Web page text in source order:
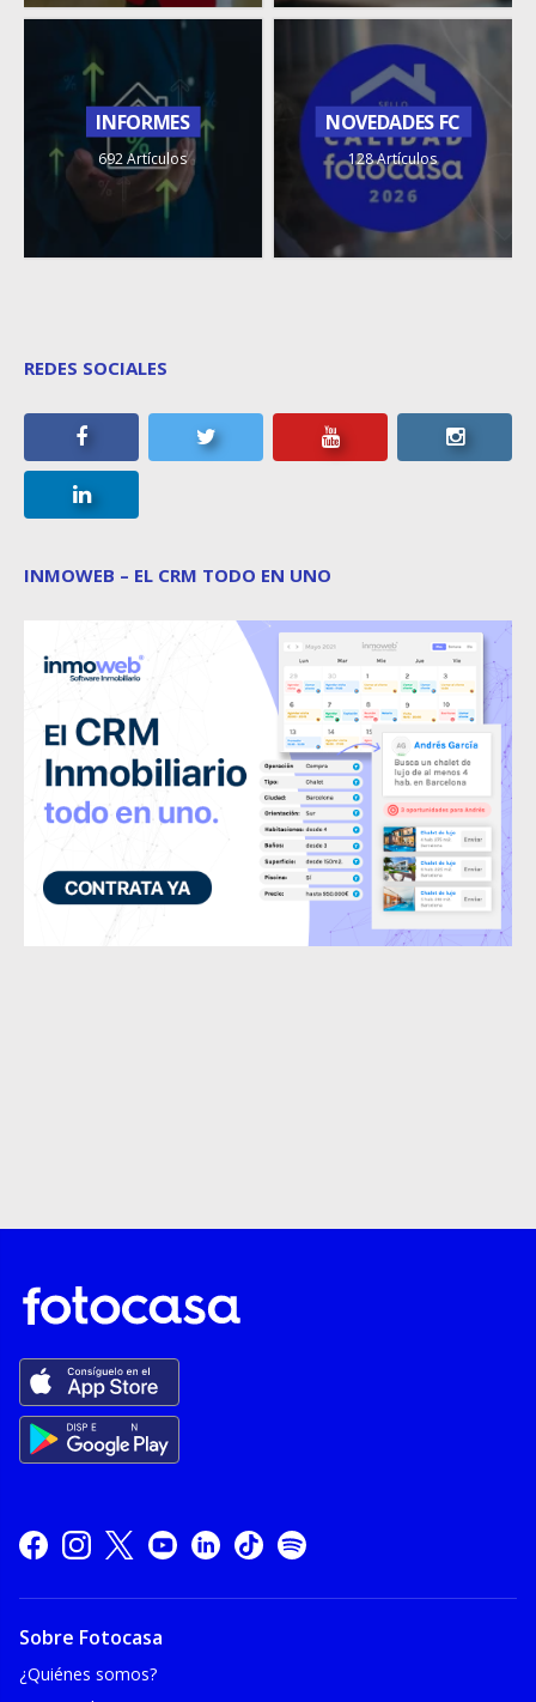
INFORMES
692 Artículos
NOVEDADES FC
128 Artículos
REDES SOCIALES
INMOWEB – EL CRM TODO EN UNO
Sobre Fotocasa
¿Quiénes somos?